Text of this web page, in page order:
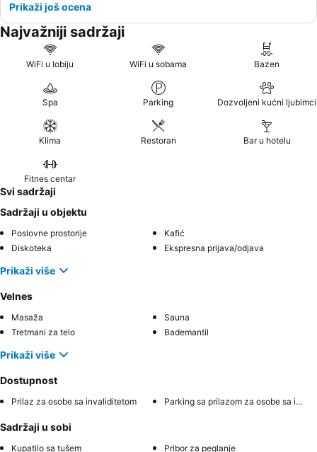
Prikaži još ocena
Najvažniji sadržaji
WiFi u lobiju WiFi u sobama Bazen
Spa Parking Dozvoljeni kućni ljubimci
Klima Restoran Bar u hotelu
Fitnes centar
Svi sadržaji
Sadržaji u objektu
Poslovne prostorije
Kafić
Diskoteka
Ekspresna prijava/odjava
Prikaži više
Velnes
Masaža
Sauna
Tretmani za telo
Bademantil
Prikaži više
Dostupnost
Prilaz za osobe sa invaliditetom Parking sa prilazom za osobe sa invaliditetom
Sadržaji u sobi
Kupatilo sa tušem Pribor za peglanje